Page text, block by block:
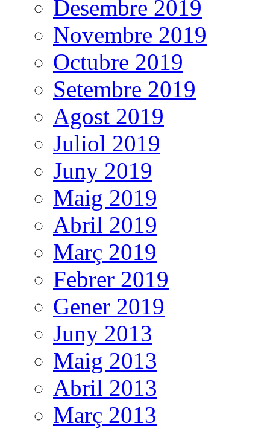
Desembre 2019
Novembre 2019
Octubre 2019
Setembre 2019
Agost 2019
Juliol 2019
Juny 2019
Maig 2019
Abril 2019
Març 2019
Febrer 2019
Gener 2019
Juny 2013
Maig 2013
Abril 2013
Març 2013